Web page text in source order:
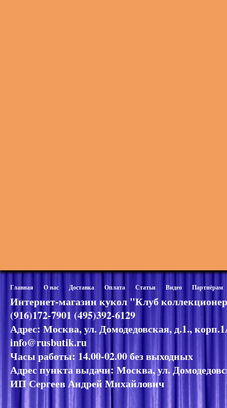
Главная О нас Доставка Оплата Статьи Видео Партнёрам
Интернет-магазин кукол "Клуб
(916)172-7901 (495)392-6129
Адрес: Москва, ул. Домодедовская, д.1.,
info@rusbutik.ru
Часы работы: 14.00-02.00 без выходных
Адрес пункта выдачи: Москва, ул.
ИП Сергеев Андрей Михайлович